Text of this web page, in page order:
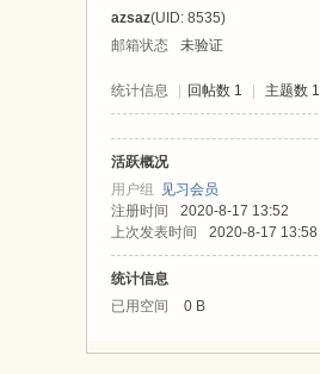
azsaz(UID: 8535)
邮箱状态
未验证
统计信息 回帖数 1 主题数 1
活跃概况
用户组
见习会员
注册时间
2020-8-17 13:52
上次发表时间
2020-8-17 13:58
统计信息
已用空间
0 B